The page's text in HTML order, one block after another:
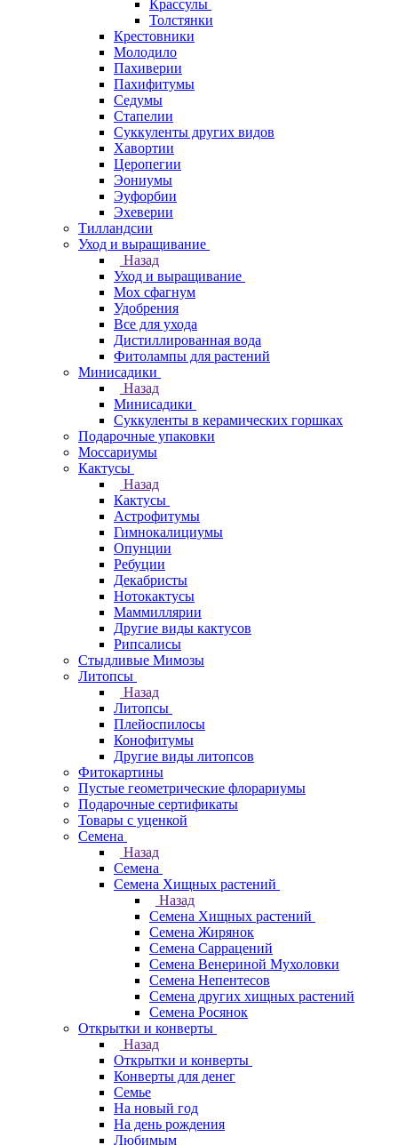
Крассулы
Толстянки
Крестовники
Молодило
Пахиверии
Пахифитумы
Седумы
Стапелии
Суккуленты других видов
Хавортии
Церопегии
Эониумы
Эуфорбии
Эхеверии
Тилландсии
Уход и выращивание
Назад
Уход и выращивание
Мох сфагнум
Удобрения
Все для ухода
Дистиллированная вода
Фитолампы для растений
Минисадики
Назад
Минисадики
Суккуленты в керамических горшках
Подарочные упаковки
Моссариумы
Кактусы
Назад
Кактусы
Астрофитумы
Гимнокалициумы
Опунции
Ребуции
Декабристы
Нотокактусы
Маммиллярии
Другие виды кактусов
Рипсалисы
Стыдливые Мимозы
Литопсы
Назад
Литопсы
Плейоспилосы
Конофитумы
Другие виды литопсов
Фитокартины
Пустые геометрические флорариумы
Подарочные сертификаты
Товары с уценкой
Семена
Назад
Семена
Семена Хищных растений
Назад
Семена Хищных растений
Семена Жирянок
Семена Саррацений
Семена Венериной Мухоловки
Семена Непентесов
Семена других хищных растений
Семена Росянок
Открытки и конверты
Назад
Открытки и конверты
Конверты для денег
Семье
На новый год
На день рождения
Любимым